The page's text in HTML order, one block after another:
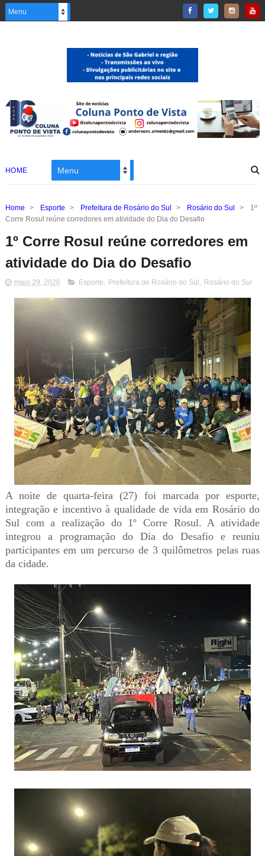
HOME
Home > Esporte > Prefeitura de Rosário do Sul > Rosário do Sul >
1º
Corre Rosul reúne corredores em atividade do Dia do Desafio
1º Corre Rosul reúne corredores em
atividade do Dia do Desafio
maio 29, 2026 Esporte, Prefeitura de Rosário do Sul , Rosário do Sul
A noite de quarta-feira (27) foi marcada por esporte,
integração e incentivo à qualidade de vida em Rosário do
Sul com a realização do 1º Corre Rosul. A atividade
integrou a programação do Dia do Desafio e reuniu
participantes em um percurso de 3 quilômetros pelas ruas
da cidade.